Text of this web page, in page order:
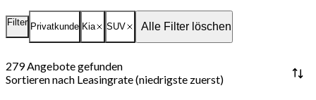
Filter Privatkunde Kia SUV Alle Filter löschen
279Angebote gefunden
Sortieren nach Leasingrate (niedrigste zuerst)